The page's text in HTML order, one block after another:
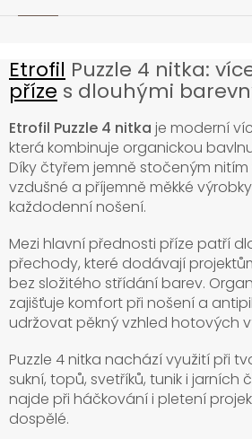
Etrofil Puzzle 4 nitka:
příze s dlouhými
Etrofil Puzzle 4 nitka je moderní
která kombinuje organickou
Díky čtyřem jemně stočeným nitím
vzdušné a příjemně měkké
každodenní nošení.
Mezi hlavní přednosti příze patří
přechody, které dodávají
bez složitého střídání barev.
zajišťuje komfort při nošení a
udržovat pěkný vzhled hotových
Puzzle 4 nitka nachází využití při
sukní, topů, svetříků, tunik i jarních
najde při háčkování i pletení
dospělé.